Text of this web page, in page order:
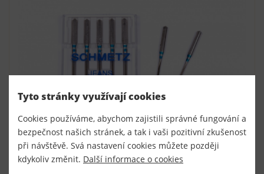
Tyto stránky využívají cookies
Cookies používáme, abychom zajistili správné fungování a
bezpečnost našich stránek, a tak i vaši pozitivní zkušenost
při návštěvě. Svá nastavení cookies můžete později
kdykoliv změnit. Další informace o cookies